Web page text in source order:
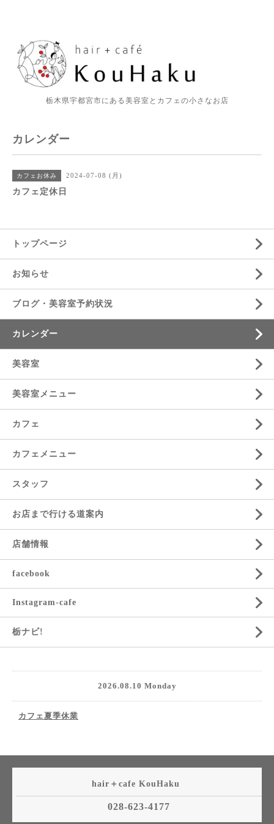
栃木県宇都宮市にある美容室とカフェの小さなお店
カレンダー
カフェお休み 2024-07-08 (月)
カフェ定休日
トップページ
お知らせ
ブログ・美容室予約状況
カレンダー
美容室
美容室メニュー
カフェ
カフェメニュー
スタッフ
お店まで行ける道案内
店舗情報
facebook
Instagram-cafe
栃ナビ!
2026.08.10 Monday
カフェ夏季休業
hair＋cafe KouHaku
028-623-4177